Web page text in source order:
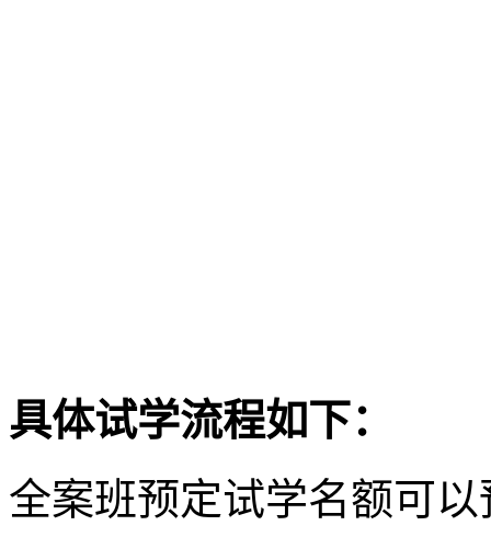
具体试学流程如下：
全案班预定试学名额可